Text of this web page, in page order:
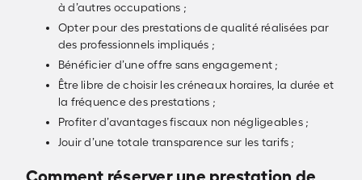
à d’autres occupations ;
Opter pour des prestations de qualité réalisées par
des professionnels impliqués ;
Bénéficier d’une offre sans engagement ;
Être libre de choisir les créneaux horaires, la durée et
la fréquence des prestations ;
Profiter d’avantages fiscaux non négligeables ;
Jouir d’une totale transparence sur les tarifs ;